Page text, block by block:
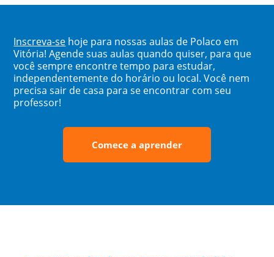
Inscreva-se hoje para nossas aulas de Polaco em
Vitória! Agende suas aulas quando quiser, para que
você sempre encontre tempo para estudar,
independentemente do horário ou local. Você nem
precisa sair de casa para se encontrar com seu
professor!
Comece a aprender